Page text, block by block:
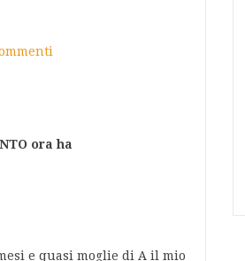
ora ha
e quasi moglie di A il mio